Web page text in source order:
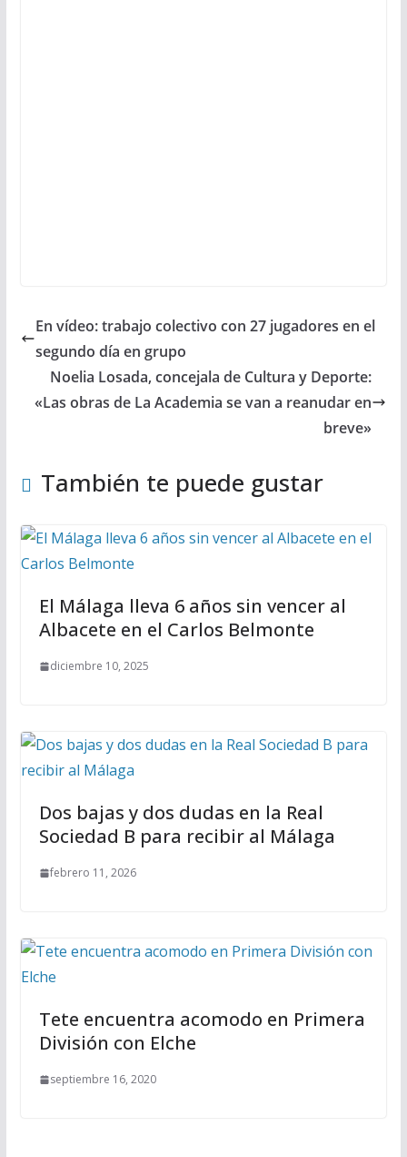
En vídeo: trabajo colectivo con 27 jugadores en el
segundo día en grupo
Noelia Losada, concejala de Cultura y Deporte:
«Las obras de La Academia se van a reanudar en
breve»
También te puede gustar
El Málaga lleva 6 años sin vencer al
Albacete en el Carlos Belmonte
diciembre 10, 2025
Dos bajas y dos dudas en la Real
Sociedad B para recibir al Málaga
febrero 11, 2026
Tete encuentra acomodo en Primera
División con Elche
septiembre 16, 2020